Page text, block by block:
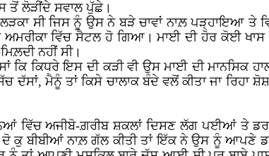
ਤੋਂ ਲੋੜੀਂਦੇ ਸਵਾਲ ਪੁੱਛੇ।
ਸੀ ਜਿਸ ਨੂੰ ਉਸ ਨੇ ਬੜੇ ਚਾਵਾਂ ਨਾਲ਼ ਪੜ੍ਹਾਇਆ ਤੇ
ਵਿੱਚ ਸੈਟਲ ਹੋ ਗਿਆ। ਮਾਈ ਦੀ ਹੋਰ ਕੋਈ ਖਾਸ
ਨਹੀਂ ਸੀ।
ਕਿਧਰੇ ਇਸ ਦੀ ਕੜੀ ਵੀ ਉਸ ਮਾਈ ਦੀ ਮਾਨਸਿਕ
ਮੈਨੂੰ ਤਾਂ ਕਿਸੇ ਚਾਲਾਕ ਬੰਦੇ ਵਲੋਂ ਕੀਤਾ ਜਾ ਰਿਹਾ
ਵਿੱਚ ਅਜੀਬੋ-ਗ਼ਰੀਬ ਸ਼ਕਲਾਂ ਦਿਸਣ ਲੱਗ ਪਈਆਂ ਤੇ
ਕੁ ਬੀਬੀਆਂ ਨਾਲ਼ ਗੱਲ ਕੀਤੀ ਤਾਂ ਇੱਕ ਨੇ ਉਸ ਨੂੰ ਆਪਣੇ